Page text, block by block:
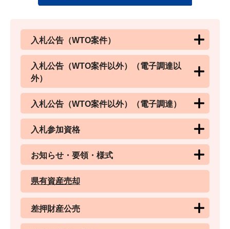
入札公告（WTO案件）
入札公告（WTO案件以外）（電子調達以
外）
入札公告（WTO案件以外）（電子調達）
入札参加資格
お知らせ・要領・様式
県有資産売却
差押財産公売